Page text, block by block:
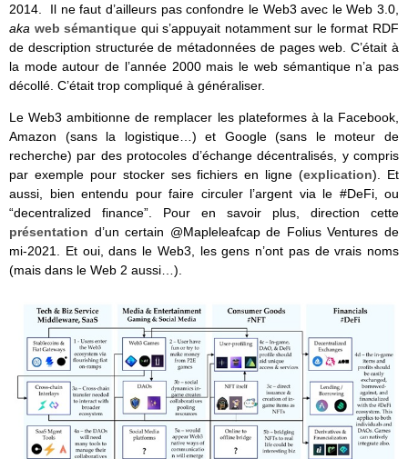
2014. Il ne faut d’ailleurs pas confondre le Web3 avec le Web 3.0,
aka web sémantique qui s’appuyait notamment sur le format RDF
de description structurée de métadonnées de pages web. C’était à
la mode autour de l’année 2000 mais le web sémantique n’a pas
décollé. C’était trop compliqué à généraliser.
Le Web3 ambitionne de remplacer les plateformes à la Facebook,
Amazon (sans la logistique…) et Google (sans le moteur de
recherche) par des protocoles d’échange décentralisés, y compris
par exemple pour stocker ses fichiers en ligne (explication). Et
aussi, bien entendu pour faire circuler l’argent via le #DeFi, ou
“decentralized finance”. Pour en savoir plus, direction cette
présentation d’un certain @Mapleleafcap de Folius Ventures de
mi-2021. Et oui, dans le Web3, les gens n’ont pas de vrais noms
(mais dans le Web 2 aussi…).